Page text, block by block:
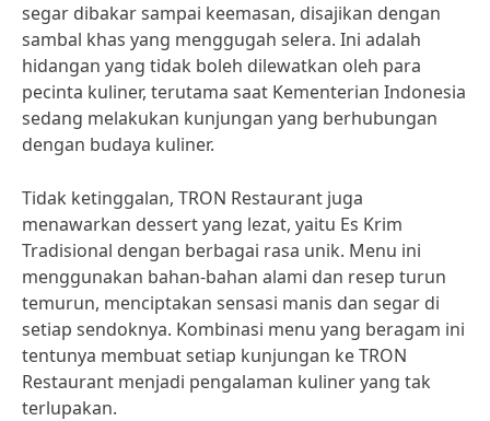
segar dibakar sampai keemasan, disajikan dengan
sambal khas yang menggugah selera. Ini adalah
hidangan yang tidak boleh dilewatkan oleh para
pecinta kuliner, terutama saat Kementerian Indonesia
sedang melakukan kunjungan yang berhubungan
dengan budaya kuliner.
Tidak ketinggalan, TRON Restaurant juga
menawarkan dessert yang lezat, yaitu Es Krim
Tradisional dengan berbagai rasa unik. Menu ini
menggunakan bahan-bahan alami dan resep turun
temurun, menciptakan sensasi manis dan segar di
setiap sendoknya. Kombinasi menu yang beragam ini
tentunya membuat setiap kunjungan ke TRON
Restaurant menjadi pengalaman kuliner yang tak
terlupakan.